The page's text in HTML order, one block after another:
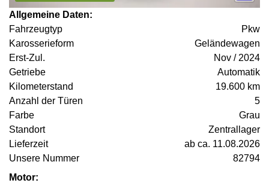
Allgemeine Daten:
Fahrzeugtyp
Pkw
Karosserieform
Geländewagen
Erst-Zul.
Nov / 2024
Getriebe
Automatik
Kilometerstand
19.600 km
Anzahl der Türen
5
Farbe
Grau
Standort
Zentrallager
Lieferzeit
ab ca. 11.08.2026
Unsere Nummer
82794
Motor: